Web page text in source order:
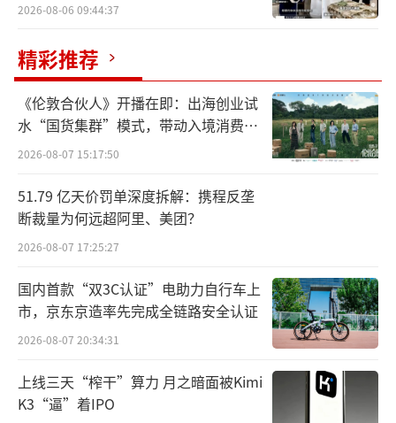
迪哲从源头开创了通过靶向JAK/STAT通路
治疗PTCL的全新作用机制，以独特的全新分子
结构实现了JAK1的高选择性，成就了“全球首
个且唯一”。
目前，戈利昔替尼已获美国FDA快速通道
场。
填补10年来全球治疗空白
外周T细胞淋巴瘤是一种起源于胸腺后成熟
T/NK细胞的恶性肿瘤，和诸多B细胞淋巴瘤一
样都属于非霍奇金性淋巴瘤中的一类。这种病
恶性程度高，异质性强，发病机制复杂，在所
有非霍奇金淋巴瘤中生存率最低。
2026-08-06 09:44:37
精彩推荐
《伦敦合伙人》开播在即：出海创业试
水“国货集群”模式，带动入境消费反
向种草
2026-08-07 15:17:50
51.79 亿天价罚单深度拆解：携程反垄
断裁量为何远超阿里、美团？
2026-08-07 17:25:27
国内首款“双3C认证”电助力自行车上
市，京东京造率先完成全链路安全认证
2026-08-07 20:34:31
上线三天“榨干”算力 月之暗面被Kimi
K3“逼”着IPO